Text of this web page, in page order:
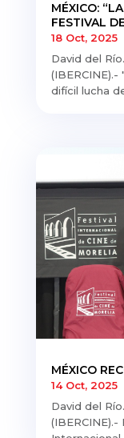
MÉXICO:
FESTIVAL
18 Oct, 2025
David del
difícil lucha
MÉXICO
14 Oct, 2025
David del